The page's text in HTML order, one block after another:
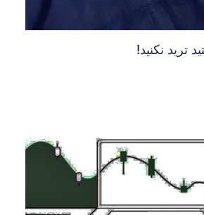
ترید نکنید!